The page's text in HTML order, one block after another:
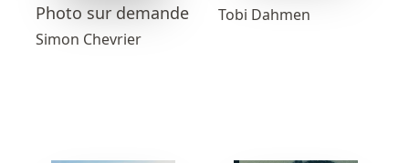
Photo sur demande
Simon Chevrier
Tobi Dahmen